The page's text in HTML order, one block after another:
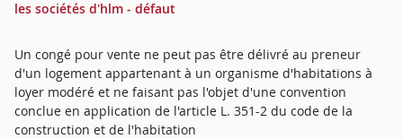
les sociétés d'hlm - défaut
Un congé pour vente ne peut pas être délivré au preneur
d'un logement appartenant à un organisme d'habitations à
loyer modéré et ne faisant pas l'objet d'une convention
conclue en application de l'article L. 351-2 du code de la
construction et de l'habitation